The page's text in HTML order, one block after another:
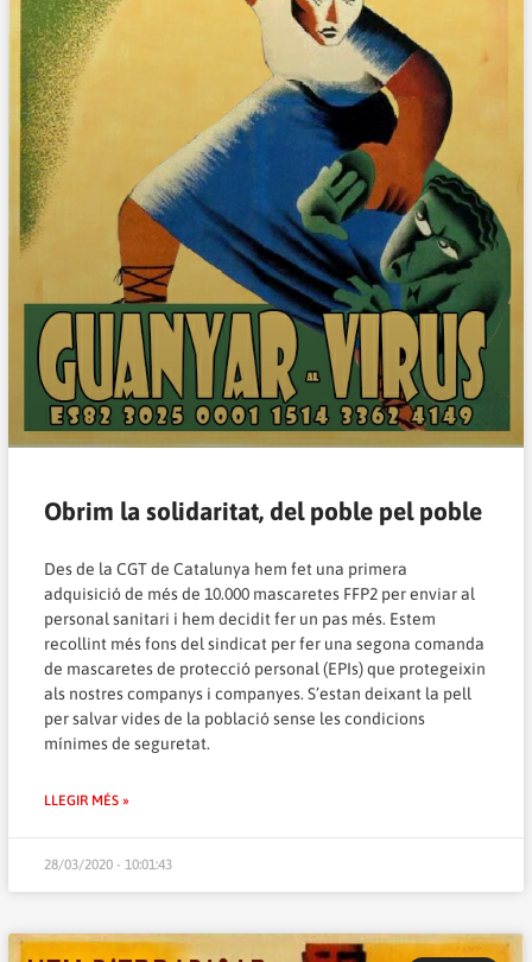
Obrim la solidaritat, del poble pel poble
Des de la CGT de Catalunya hem fet una primera
adquisició de més de 10.000 mascaretes FFP2 per enviar al
personal sanitari i hem decidit fer un pas més. Estem
recollint més fons del sindicat per fer una segona comanda
de mascaretes de protecció personal (EPIs) que protegeixin
als nostres companys i companyes. S’estan deixant la pell
per salvar vides de la població sense les condicions
mínimes de seguretat.
LLEGIR MÉS »
28/03/2020 - 10:01:43